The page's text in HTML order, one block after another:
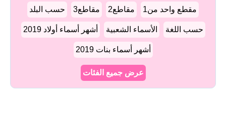
مقطع واحد من1 مقاطع2 مقاطع3 حسب البلد
حسب اللغة الأسماء الشعبية أشهر أسماء أولاد 2019
أشهر أسماء بنات 2019
عرض جميع الفئات